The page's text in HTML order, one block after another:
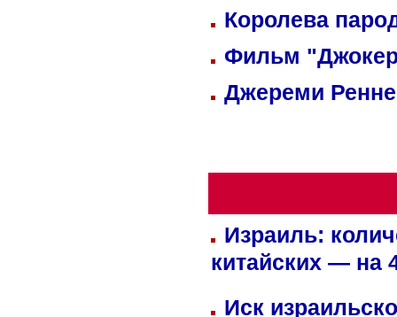
Королева
Фильм
Джереми
Израиль:
китайских — на
Иск